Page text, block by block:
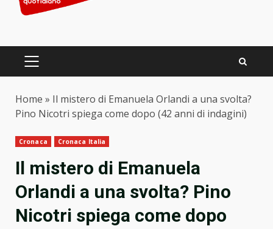
PRIMARY
Home » Il mistero di Emanuela Orlandi a una svolta?
Pino Nicotri spiega come dopo (42 anni di indagini)
Cronaca Cronaca Italia
Il mistero di Emanuela
Orlandi a una svolta? Pino
Nicotri spiega come dopo